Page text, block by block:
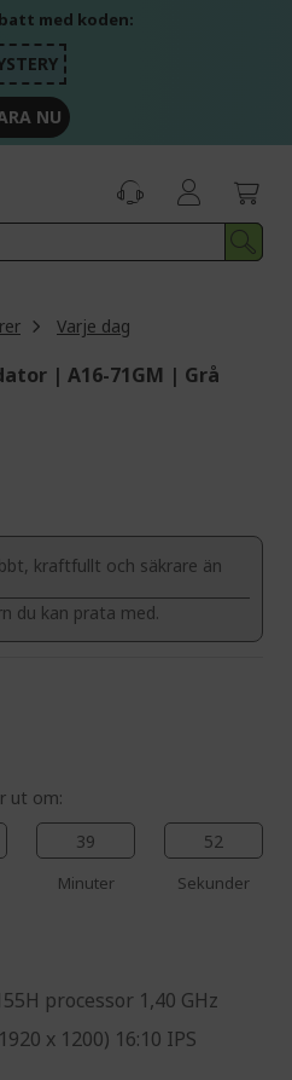
med koden:
NU
Varje dag
| A16-71GM | Grå
kraftfullt och säkrare än
du kan prata med.
ut om:
39
Minuter
52
Sekunder
processor 1,40 GHz
x 1200) 16:10 IPS